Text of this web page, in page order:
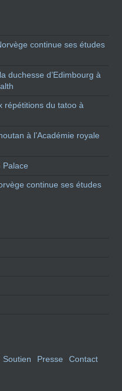
continue ses études
duchesse d’Edimbourg à
répétitions du tatoo à
à l’Académie royale
Palace
continue ses études
Soutien Presse
Contact